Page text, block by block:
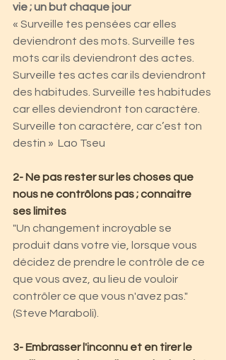
vie ; un but chaque jour
« Surveille tes pensées car elles
deviendront des mots. Surveille tes
mots car ils deviendront des actes.
Surveille tes actes car ils deviendront
des habitudes. Surveille tes habitudes
car elles deviendront ton caractère.
Surveille ton caractère, car c’est ton
destin »  Lao Tseu
2- Ne pas rester sur les choses que
nous ne contrôlons pas ; connaitre
ses limites
"Un changement incroyable se
produit dans votre vie, lorsque vous
décidez de prendre le contrôle de ce
que vous avez, au lieu de vouloir
contrôler ce que vous n'avez pas."
(Steve Maraboli).
3- Embrasser l'inconnu et en tirer le